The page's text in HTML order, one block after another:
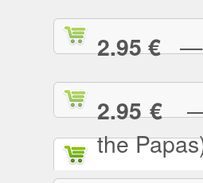
2.95 €—
2.95 €—
the